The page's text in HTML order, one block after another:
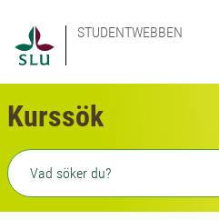
STUDENTWEBBEN
Kurssök
Fritext sökning